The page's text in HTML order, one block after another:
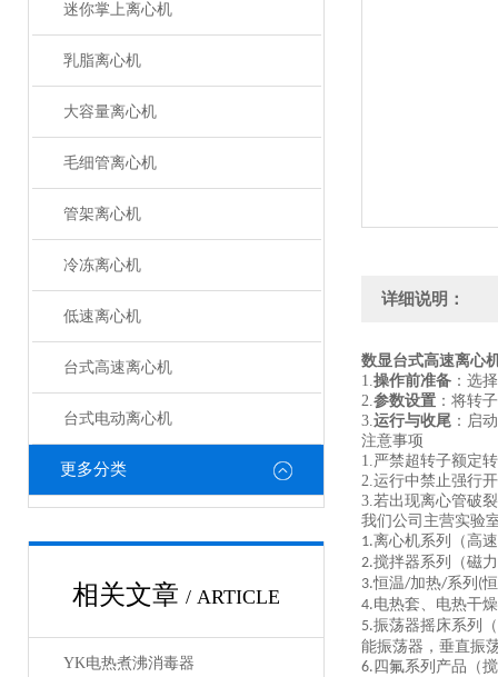
迷你掌上离心机
乳脂离心机
大容量离心机
毛细管离心机
管架离心机
冷冻离心机
低速离心机
台式高速离心机
台式电动离心机
更多分类
相关文章 / ARTICLE
YK电热煮沸消毒器
详细说明：
数显台式高速离心
‌1.操作前准备 ：选
‌2.参数设置 ：将转
3‌.运行与收尾 ：启
注意事项
1.严禁超转子额定
2.运行中禁止强行
3.若出现离心管破
我们公司主营实验
1.离心机系列 （ 高
2.搅拌器系列 （磁
3.恒温/加热/系列 (
4.电热套、电热干
5.振荡器摇床系列
能振荡器，垂直振
6. 四氟系列产品（